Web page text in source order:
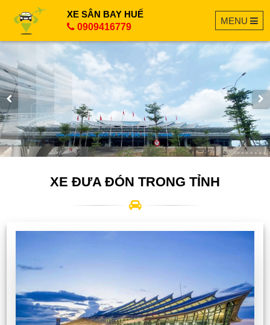
XE SÂN BAY HUẾ
0909416779
MENU
XE ĐƯA ĐÓN TRONG TỈNH